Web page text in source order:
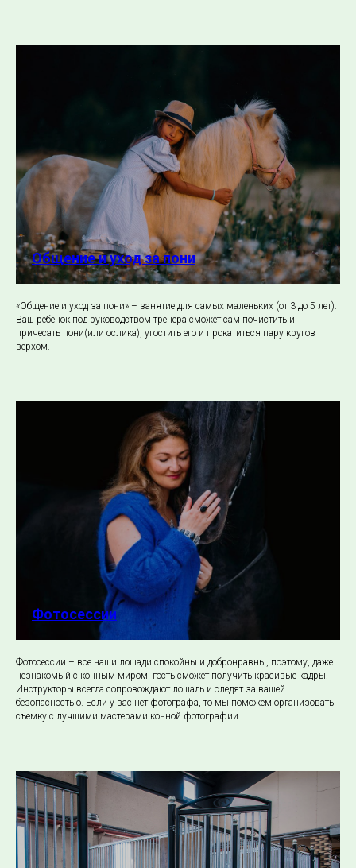
Общение и уход за пони
«Общение и уход за пони» – занятие для самых маленьких (от 3 до 5 лет).
Ваш ребенок под руководством тренера сможет сам почистить и
причесать пони(или ослика), угостить его и прокатиться пару кругов
верхом.
Фотосессии
Фотосессии – все наши лошади спокойны и добронравны, поэтому, даже
незнакомый с конным миром, гость сможет получить красивые кадры.
Инструкторы всегда сопровождают лошадь и следят за вашей
безопасностью. Если у вас нет фотографа, то мы поможем организовать
съемку с лучшими мастерами конной фотографии.